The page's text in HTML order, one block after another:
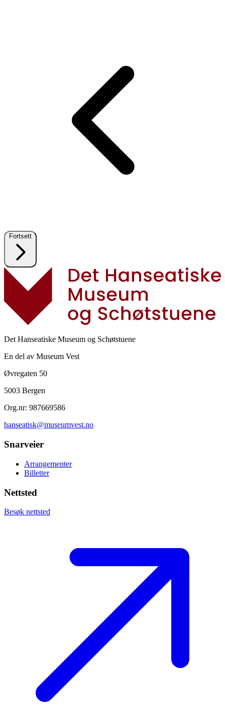
Fortsett
Det Hanseatiske Museum og Schøtstuene
En del av Museum Vest
Øvregaten 50
5003 Bergen
Org.nr: 987669586
hanseatisk@museumvest.no
Snarveier
Arrangementer
Billetter
Nettsted
Besøk nettsted